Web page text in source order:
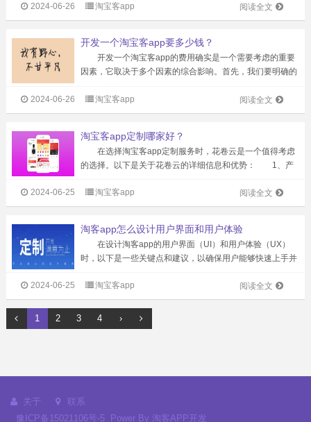
减少冗余信息，让用户快速定位所需功能。商品展示要清晰
详细，基于用户历史推荐相关商品...
阅读全文
2024-06-26 淘宝客app
开发一个淘宝客app要多少钱？
开发一个淘宝客app的费用确实是一个需要考虑的重要
因素，它取决于多个因素的综合影响。首先，我们要明确的
特定需求进行深度定制，因此费用自然会有一定的浮动范
围。 具体来说，淘宝客app...
阅读全文
2024-06-26 淘宝客app
淘宝客app定制哪家好？
在选择淘宝客app定制服务时，花卷云是一个值得考虑
的选择。以下是关于花卷云的详细信息和优势： 1、产
电商平台的淘客APP产品，满足用户多样化的需求。 独
家提供淘客APP云端一键打包...
阅读全文
2024-06-25 淘宝客app
淘客app怎么设计用户界面和用户体验
在设计淘客app的用户界面（UI）和用户体验（UX）
时，以下是一些关键点和建议，以确保用户能够快速上手并
明了： 界面布局应简洁明了，避免过多的元素和复杂的
布局，让用户能够一眼看到主...
阅读全文
2024-06-25 淘宝客app
1 2 3 4 ›
关于
联系
豫ICP备15021106号-5
Power By 淘客APP开发